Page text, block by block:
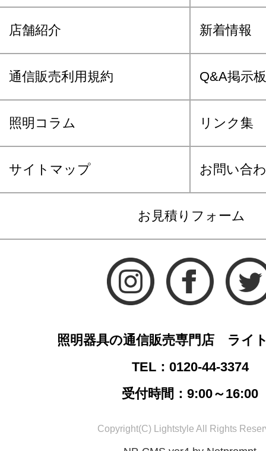
店舗紹介 新着情報
通信販売利用規約 Q&A掲示板
照明コラム リンク集
サイトマップ お問い合
お見積りフォーム
照明器具の通信販売専門店 ライ
TEL：0120-44-3374
受付時間：9:00～16:00
Copyright(C) Lightstyle All Rights